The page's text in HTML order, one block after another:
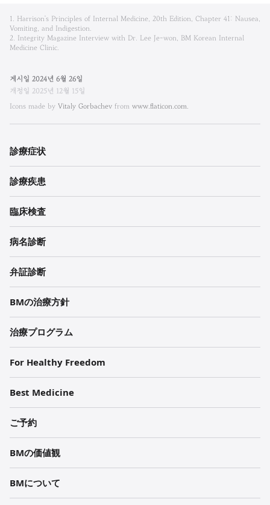
비
엠
한
방
내
과
한
의
원
각
주
1. Harrison's Principles of Internal Medicine, 20th Edition, Chapter 41: Nausea,
Vomiting, and Indigestion.
2. Integrity Magazine Interview with Dr. Lee Je-won, BM Korean Internal
Medicine Clinic.
게시일 2024년 6월 26일
개정일 2025년 12월 15일
Icons made by Vitaly Gorbachev from www.flaticon.com.
診療症状
診療疾患
臨床検査
病名診断
弁証診断
BMの治療方針
治療プログラム
For Healthy Freedom
Best Medicine
ご予約
BMの価値観
BMについて